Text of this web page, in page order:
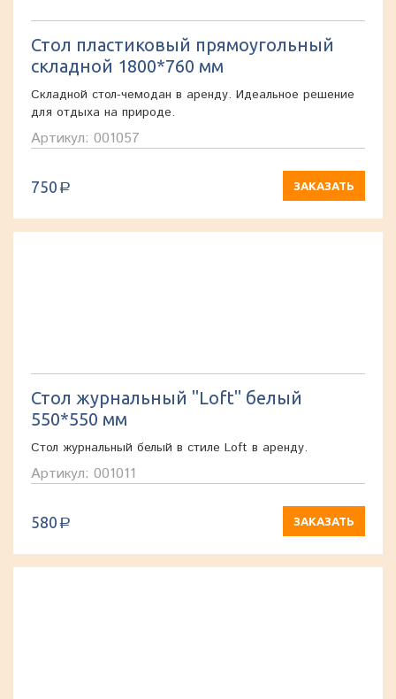
Стол пластиковый прямоугольный
складной 1800*760 мм
Складной стол-чемодан в аренду. Идеальное решение
для отдыха на природе.
Артикул: 001057
750 a ЗАКАЗАТЬ
Стол журнальный "Loft" белый
550*550 мм
Стол журнальный белый в стиле Loft в аренду.
Артикул: 001011
580 a ЗАКАЗАТЬ